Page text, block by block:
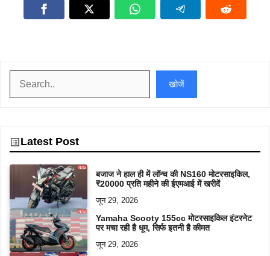
खोजें
Latest Post
बजाज ने हाल ही में लॉन्च की NS160 मोटरसाइकिल,
₹20000 प्रति महीने की ईएमआई में खरीदें
जून 29, 2026
Yamaha Scooty 155cc मोटरसाइकिल इंटरनेट
पर मचा रही है धूम, सिर्फ इतनी है कीमत
जून 29, 2026